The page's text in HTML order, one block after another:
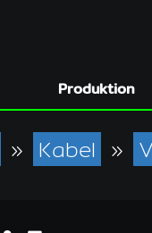
Produktion
» Kabel »